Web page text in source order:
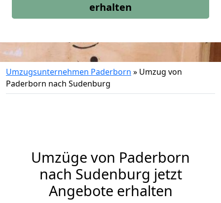
erhalten
Umzugsunternehmen Paderborn » Umzug von
Paderborn nach Sudenburg
Umzüge von Paderborn
nach Sudenburg jetzt
Angebote erhalten